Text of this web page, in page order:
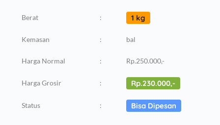
Berat : 1 kg
Kemasan : bal
Harga Normal : Rp.250.000,-
Harga Grosir : Rp.230.000,-
Status : Bisa Dipesan